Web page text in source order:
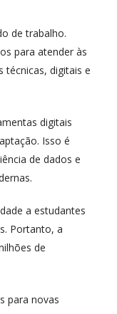
de trabalho.
para atender às
técnicas, digitais e
digitais
Isso é
de dados e
a estudantes
Portanto, a
de
para novas